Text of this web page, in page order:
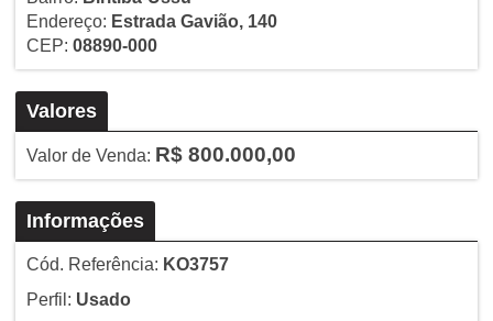
Endereço: Estrada Gavião, 140
CEP: 08890-000
Valores
Valor de Venda: R$ 800.000,00
Informações
Cód. Referência: KO3757
Perfil: Usado